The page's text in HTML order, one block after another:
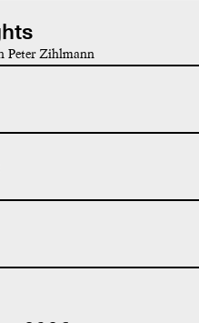
Peter Zihlmann